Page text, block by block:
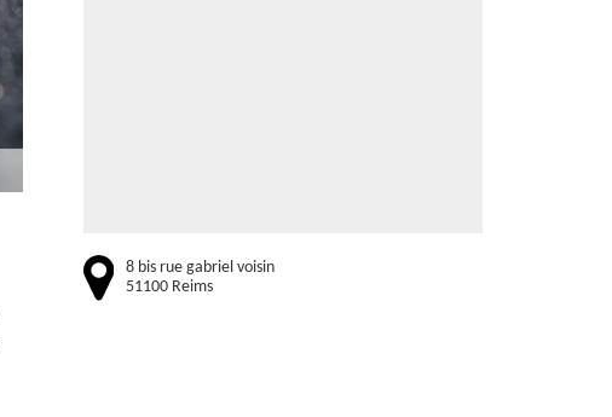
8 bis rue gabriel voisin
51100 Reims